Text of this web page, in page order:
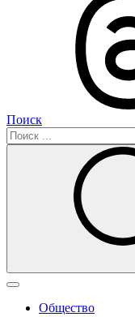
Поиск
Общество